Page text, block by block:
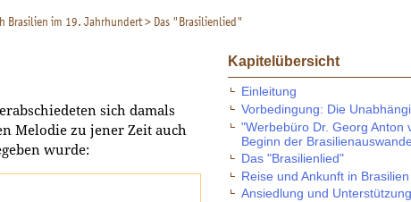
Brasilien im 19. Jahrhundert> Das "Brasilienlied"
sich damals
Melodie zu jener Zeit auch
wurde:
Kapitelübersicht
Einleitung
Vorbedingung: Die
"Werbebüro Dr. Georg Anton
Beginn der
Das "Brasilienlied"
Reise und Ankunft in Brasilien
Ansiedlung und